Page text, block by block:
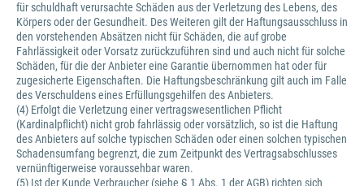
für schuldhaft verursachte Schäden aus der Verletzung des Lebens, des
Körpers oder der Gesundheit. Des Weiteren gilt der Haftungsausschluss in
den vorstehenden Absätzen nicht für Schäden, die auf grobe
Fahrlässigkeit oder Vorsatz zurückzuführen sind und auch nicht für solche
Schäden, für die der Anbieter eine Garantie übernommen hat oder für
zugesicherte Eigenschaften. Die Haftungsbeschränkung gilt auch im Falle
des Verschuldens eines Erfüllungsgehilfen des Anbieters.
(4) Erfolgt die Verletzung einer vertragswesentlichen Pflicht
(Kardinalpflicht) nicht grob fahrlässig oder vorsätzlich, so ist die Haftung
des Anbieters auf solche typischen Schäden oder einen solchen typischen
Schadensumfang begrenzt, die zum Zeitpunkt des Vertragsabschlusses
vernünftigerweise voraussehbar waren.
(5) Ist der Kunde Verbraucher (siehe § 1 Abs. 1 der AGB) richten sich